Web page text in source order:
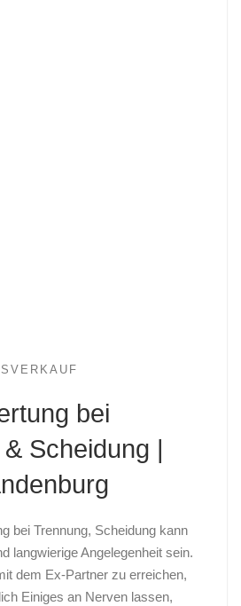
bei
Scheidung |
bei Trennung, Scheidung kann
langwierige Angelegenheit sein.
dem Ex-Partner zu erreichen,
Einiges an Nerven lassen,